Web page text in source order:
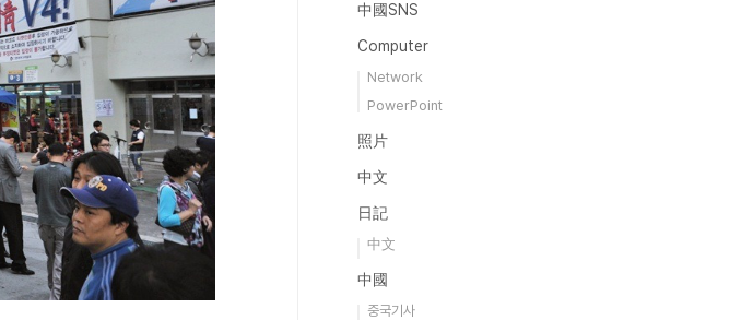
中國SNS
Computer
Network
PowerPoint
照片
中文
日記
中文
中國
중국기사